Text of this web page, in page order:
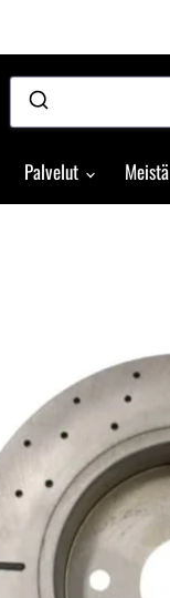
Palvelut Meistä